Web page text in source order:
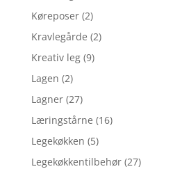
Køreposer (2)
Kravlegårde (2)
Kreativ leg (9)
Lagen (2)
Lagner (27)
Læringstårne (16)
Legekøkken (5)
Legekøkkentilbehør (27)